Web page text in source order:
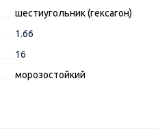
шестиугольник (гексагон)
1.66
16
морозостойкий